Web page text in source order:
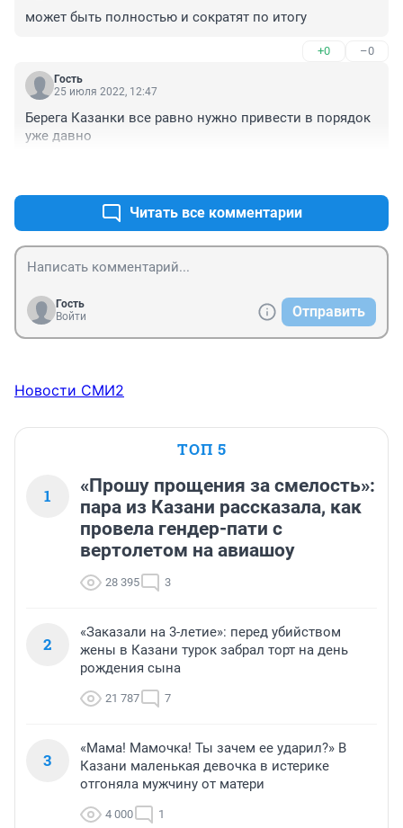
может быть полностью и сократят по итогу
+0 –0
Гость
25 июля 2022, 12:47
Берега Казанки все равно нужно привести в порядок
уже давно
Читать все комментарии
Гость
Войти
Отправить
Новости СМИ2
ТОП 5
1
«Прошу прощения за смелость»:
пара из Казани рассказала, как
провела гендер-пати с
вертолетом на авиашоу
28 395 3
2
«Заказали на 3-летие»: перед убийством
жены в Казани турок забрал торт на день
рождения сына
21 787 7
3
«Мама! Мамочка! Ты зачем ее ударил?» В
Казани маленькая девочка в истерике
отгоняла мужчину от матери
4 000 1